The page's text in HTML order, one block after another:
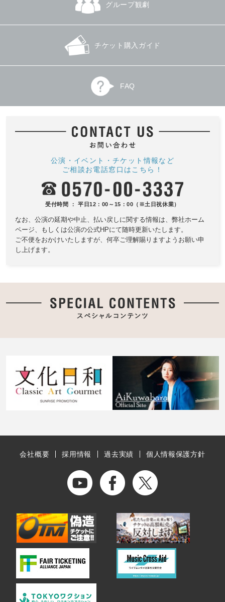
グループ観劇
チケット購入ガイド
FAQ
公演・イベント・チケット情報など
ご相談お電話窓口はこちら！
受付時間 ： 平日12：00～15：00（※土日祝休業）
なお、公演の延期や中止、払い戻しに関する情報は、 弊社ホーム
ページ、もしくは公演の公式HPにて随時更新いたします。
ご不便をおかけいたしますが、何卒ご理解賜りますようお願い申
し上げます。
会社概要 採用情報 過去実績 個人情報保護方針